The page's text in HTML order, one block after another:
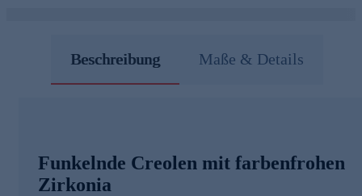
Beschreibung Maße & Details
Funkelnde Creolen mit farbenfrohen
Zirkonia